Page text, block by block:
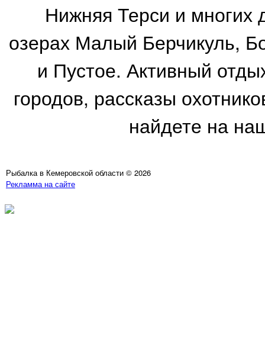
Нижняя Терси и многих
озерах Малый Берчикуль,
и Пустое. Активный
городов, рассказы
найдете на
Рыбалка в Кемеровской области © 2026
Рекламма на сайте